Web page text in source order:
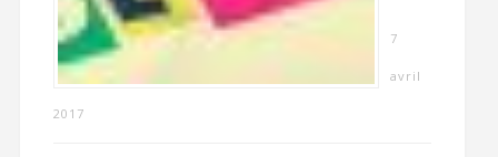
7
avril
2017